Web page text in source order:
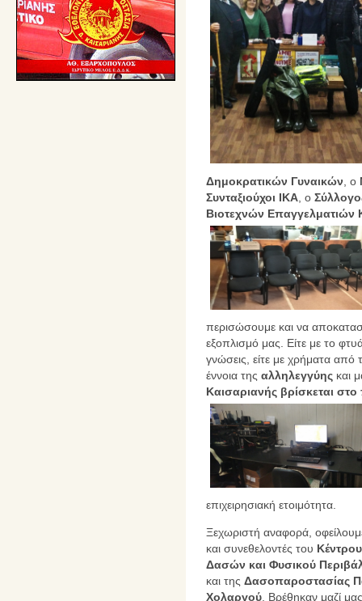
Δημοκρατικών Γυναικών , ο
Συνταξιούχοι ΙΚΑ , ο
Βιοτεχνών Επαγγελματιών
περισώσουμε και να
εξοπλισμό μας. Είτε με το
γνώσεις, είτε με χρήματα
έννοια της αλληλεγγύης και
Καισαριανής βρίσκεται
επιχειρησιακή ετοιμότητα.
Ξεχωριστή αναφορά,
και συνεθελοντές του
Δασών και Φυσικού
και της Δασοπαροστασίας
Χολαργού . Βρέθηκαν μαζί